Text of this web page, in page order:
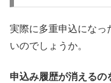
実際に多重申込になっ
いのでしょうか。
申込み履歴が消えるの